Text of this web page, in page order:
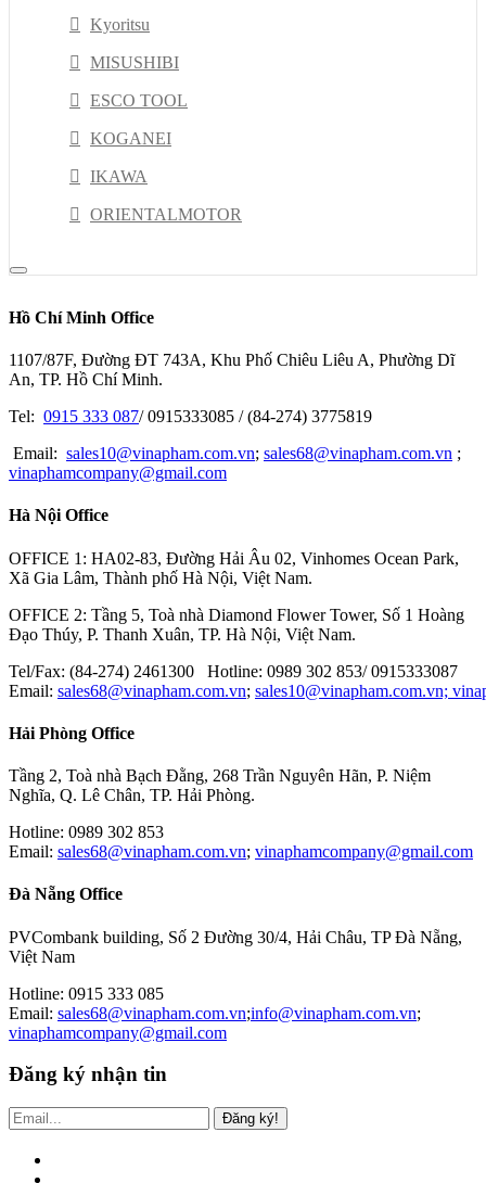
Kyoritsu
MISUSHIBI
ESCO TOOL
KOGANEI
IKAWA
ORIENTALMOTOR
TRUSCO
NACHI
GOOT
OPTEX-FA
MITOTUYO
Hồ Chí Minh Office
1107/87F, Đường ĐT 743A, Khu Phố Chiêu Liêu A, Phường Dĩ
An, TP. Hồ Chí Minh.
Tel: 0915 333 087/ 0915333085 / (84-274) 3775819
Email: sales10@vinapham.com.vn; sales68@vinapham.com.vn ;
vinaphamcompany@gmail.com
Hà Nội Office
OFFICE 1: HA02-83, Đường Hải Âu 02, Vinhomes Ocean Park,
Xã Gia Lâm, Thành phố Hà Nội, Việt Nam.
OFFICE 2: Tầng 5, Toà nhà Diamond Flower Tower, Số 1 Hoàng
Đạo Thúy, P. Thanh Xuân, TP. Hà Nội, Việt Nam.
Tel/Fax: (84-274) 2461300 Hotline: 0989 302 853/ 0915333087
Email: sales68@vinapham.com.vn; sales10@vinapham.com.vn;
Hải Phòng Office
Tầng 2, Toà nhà Bạch Đằng, 268 Trần Nguyên Hãn, P. Niệm
Nghĩa, Q. Lê Chân, TP. Hải Phòng.
Hotline: 0989 302 853
Email: sales68@vinapham.com.vn; vinaphamcompany@gmail.com
Đà Nẵng Office
PVCombank building, Số 2 Đường 30/4, Hải Châu, TP Đà Nẵng,
Việt Nam
Hotline: 0915 333 085
Email: sales68@vinapham.com.vn;info@vinapham.com.vn;
vinaphamcompany@gmail.com
Đăng ký nhận tin
Đăng ký!